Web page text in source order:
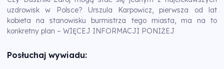
uzdrowisk w Polsce? Urszula Karpowicz, pierwsza od lat
kobieta na stanowisku burmistrza tego miasta, ma na to
konkretny plan – WIĘCEJ INFORMACJI PONIŻEJ
Posłuchaj wywiadu: